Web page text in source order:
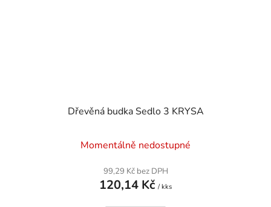
Dřevěná budka Sedlo 3 KRYSA
Momentálně nedostupné
99,29 Kč bez DPH
120,14 Kč / kks